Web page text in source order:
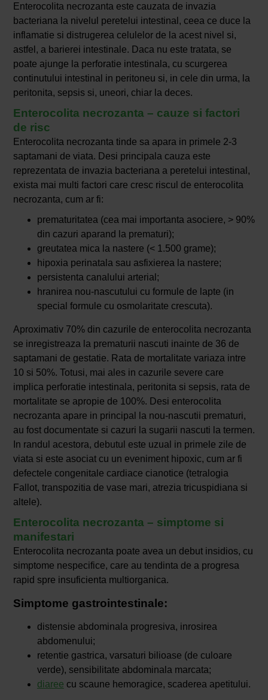
Enterocolita necrozanta este cauzata de invazia
bacteriana la nivelul peretelui intestinal, ceea ce duce la
inflamatie si distrugerea celulelor de la acest nivel si,
astfel, a barierei intestinale. Daca nu este tratata, se
poate ajunge la perforatie intestinala, cu scurgerea
continutului intestinal in peritoneu si, in cele din urma, la
peritonita, sepsis si, uneori, chiar la deces.
Enterocolita necrozanta – cauze si factori
de risc
Enterocolita necrozanta tinde sa apara in primele 2-3
saptamani de viata. Desi principala cauza este
reprezentata de invazia bacteriana a peretelui intestinal,
exista mai multi factori care cresc riscul de enterocolita
necrozanta, cum ar fi:
prematuritatea (cea mai importanta asociere, > 90%
din cazuri aparand la prematuri);
greutatea mica la nastere (< 1.500 grame);
hipoxia perinatala sau asfixierea la nastere;
persistenta canalului arterial;
hranirea nou-nascutului cu formule de lapte (in
special formule cu osmolaritate crescuta).
Aproximativ 70% din cazurile de enterocolita necrozanta
se inregistreaza la prematurii nascuti inainte de 36 de
saptamani de gestatie. Rata de mortalitate variaza intre
10 si 50%. Totusi, mai ales in cazurile severe care
implica perforatie intestinala, peritonita si sepsis, rata de
mortalitate se apropie de 100%. Desi enterocolita
necrozanta apare in principal la nou-nascutii prematuri,
au fost documentate si cazuri la sugarii nascuti la termen.
In randul acestora, debutul este uzual in primele zile de
viata si este asociat cu un eveniment hipoxic, cum ar fi
defectele congenitale cardiace cianotice (tetralogia
Fallot, transpozitia de vase mari, atrezia tricuspidiana si
altele).
Enterocolita necrozanta – simptome si
manifestari
Enterocolita necrozanta poate avea un debut insidios, cu
simptome nespecifice, care au tendinta de a progresa
rapid spre insuficienta multiorganica.
Simptome gastrointestinale:
distensie abdominala progresiva, inrosirea
abdomenului;
retentie gastrica, varsaturi bilioase (de culoare
verde), sensibilitate abdominala marcata;
diaree cu scaune hemoragice, scaderea apetitului.